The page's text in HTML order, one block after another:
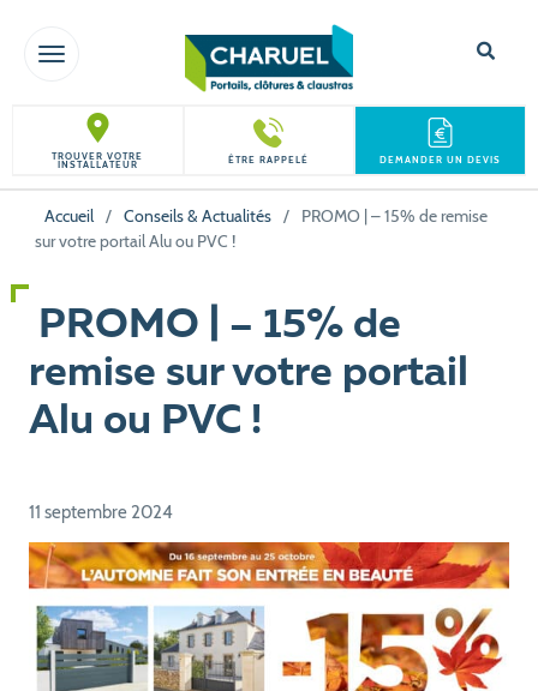
TOGGLE NAVIGATION
TROUVER VOTRE
INSTALLATEUR ÊTRE RAPPELÉ DEMANDER UN DEVIS
Accueil / Conseils & Actualités /
PROMO | – 15% de remise
sur votre portail Alu ou PVC !
PROMO | – 15% de
remise sur votre portail
Alu ou PVC !
11 septembre 2024